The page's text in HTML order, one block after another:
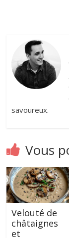
savoureux.
Vous
Velouté de
châtaignes
et